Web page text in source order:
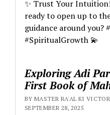
✨ Trust Your
ready to open up to
guidance around
#SpiritualGrowth 💫
Exploring Adi
First Book of
BY MASTER RA'AL KI
SEPTEMBER 28, 2025